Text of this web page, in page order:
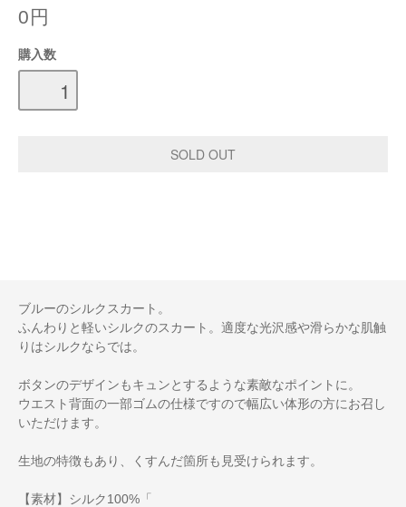
0円
購入数
ブルーのシルクスカート。
ふんわりと軽いシルクのスカート。適度な光沢感や滑らかな肌触
りはシルクならでは。
ボタンのデザインもキュンとするような素敵なポイントに。
ウエスト背面の一部ゴムの仕様ですので幅広い体形の方にお召し
いただけます。
生地の特徴もあり、くすんだ箇所も見受けられます。
【素材】シルク100%「